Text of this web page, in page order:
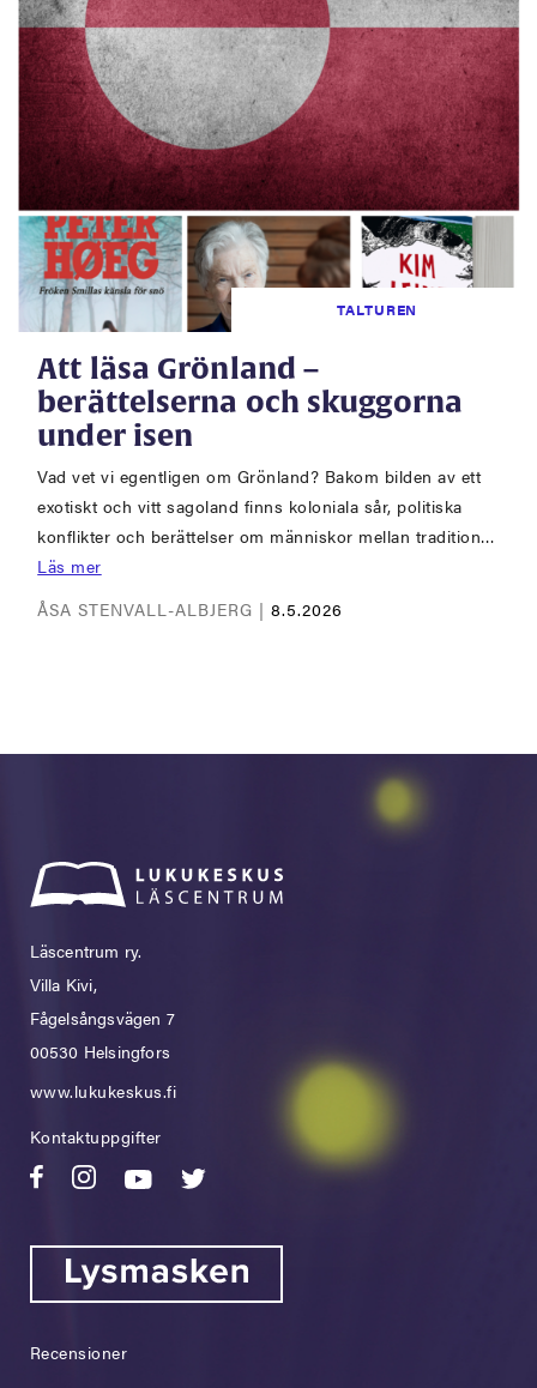
TALTUREN
Att läsa Grönland –
berättelserna och skuggorna
under isen
Vad vet vi egentligen om Grönland? Bakom bilden av ett
exotiskt och vitt sagoland finns koloniala sår, politiska
konflikter och berättelser om människor mellan tradition…
Läs mer
ÅSA STENVALL-ALBJERG |8.5.2026
Läscentrum ry.
Villa Kivi,
Fågelsångsvägen 7
00530 Helsingfors
www.lukukeskus.fi
Kontaktuppgifter
Recensioner